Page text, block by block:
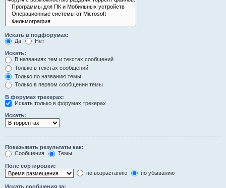
Искать в подфорумах:
Да
Нет
Искать:
В названиях тем и текстах сообщений
Только в текстах сообщений
Только по названию темы
Только в первом сообщении темы
В форумах трекерах:
Искать только в форумах трекерах
Искать:
Показывать результаты как:
Сообщения
Темы
Поле сортировки:
по возрастанию
по убыванию
Искать сообщения за: